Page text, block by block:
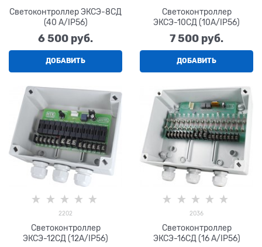
Светоконтроллер ЭКСЭ-8СД
(40 А/IP56)
6 500 руб.
ДОБАВИТЬ
Светоконтроллер
ЭКСЭ-10СД (10А/IP56)
7 500 руб.
ДОБАВИТЬ
2202
Светоконтроллер
ЭКСЭ-12СД (12А/IP56)
2036
Светоконтроллер
ЭКСЭ-16СД (16 А/IP56)